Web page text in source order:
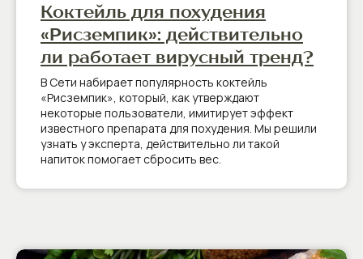
Коктейль для похудения
«Рисземпик»: действительно
ли работает вирусный тренд?
В Сети набирает популярность коктейль
«Рисземпик», который, как утверждают
некоторые пользователи, имитирует эффект
известного препарата для похудения. Мы решили
узнать у эксперта, действительно ли такой
напиток помогает сбросить вес.